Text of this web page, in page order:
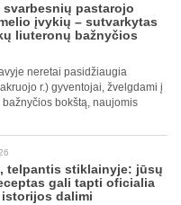
svarbesnių pastarojo
įvykių – sutvarkytas
liuteronų bažnyčios
neretai pasidžiaugia
r.) gyventojai, žvelgdami į
bokštą, naujomis
telpantis stiklainyje: jūsų
gali tapti oficialia
dalimi